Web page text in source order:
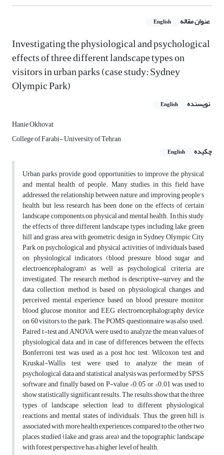
عنوان مقاله English
Investigating the physiological and psychological
effects of three different landscape types on
visitors in urban parks (case study: Sydney
Olympic Park)
نویسنده English
Hanie Okhovat
College of Farabi- University of Tehran
چکیده
English
Urban parks provide good opportunities to improve the physical
and mental health of people. Many studies in this field have
addressed the relationship between nature and improving people's
health, but less research has been done on the effects of certain
landscape components on physical and mental health. In this study,
the effects of three different landscape types including lake, green
hill and grass area with geometric design in Sydney Olympic City
Park on psychological and physical activities of individuals based
on physiological indicators (blood pressure, blood sugar and
electroencephalogram) as well as psychological criteria are
investigated. The research method is descriptive-survey and the
data collection method is based on physiological changes and
perceived mental experience based on blood pressure monitor,
blood glucose monitor, and EEG electroencephalography device
on 60 visitors to the park. The POMS questionnaire was also used.
Paired t-test and ANOVA were used to analyze the mean values of
physiological data and in case of differences between the effects,
Bonferroni test was used as a post hoc test. Wilcoxon test and
Kruskal-Wallis test were used to analyze the mean of
psychological data and statistical analysis was performed by SPSS
software and finally based on P-value <0.05 or <0.01 was used to
show statistically significant results. The results show that the three
types of landscape selection lead to different physiological
reactions and mental states of individuals. Thus, the green hill is
associated with more health experiences compared to the other two
places studied (lake and grass area) and the topographic landscape
with forest perspective has a higher level of health.